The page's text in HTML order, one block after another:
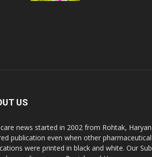
US
news started in 2002 from Rohtak,
publication even when other
were printed in black and white. Our